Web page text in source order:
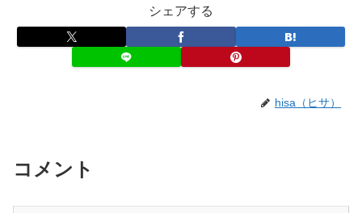
シェアする
hisa（ヒサ）
コメント